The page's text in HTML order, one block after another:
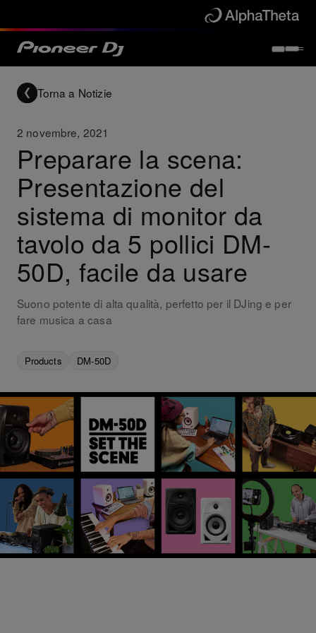
Torna a Notizie
2 novembre, 2021
Preparare la scena:
Presentazione del
sistema di monitor da
tavolo da 5 pollici DM-
50D, facile da usare
Suono potente di alta qualità, perfetto per il DJing e per
fare musica a casa
Products DM-50D